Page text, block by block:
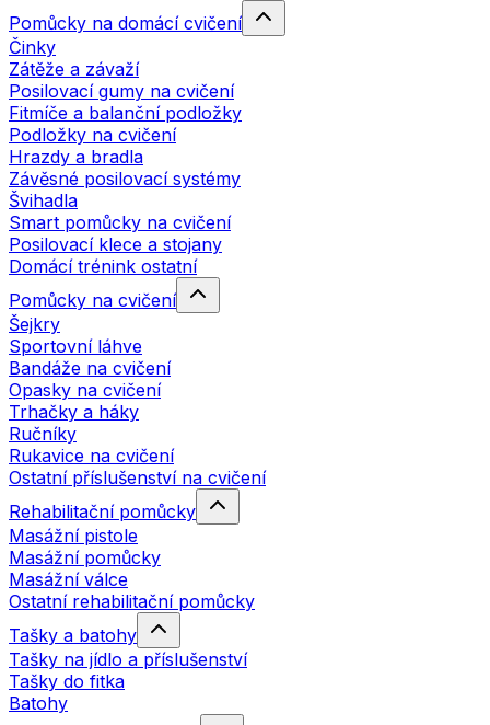
Pomůcky na domácí cvičení
Činky
Zátěže a závaží
Posilovací gumy na cvičení
Fitmíče a balanční podložky
Podložky na cvičení
Hrazdy a bradla
Závěsné posilovací systémy
Švihadla
Smart pomůcky na cvičení
Posilovací klece a stojany
Domácí trénink ostatní
Pomůcky na cvičení
Šejkry
Sportovní láhve
Bandáže na cvičení
Opasky na cvičení
Trhačky a háky
Ručníky
Rukavice na cvičení
Ostatní příslušenství na cvičení
Rehabilitační pomůcky
Masážní pistole
Masážní pomůcky
Masážní válce
Ostatní rehabilitační pomůcky
Tašky a batohy
Tašky na jídlo a příslušenství
Tašky do fitka
Batohy